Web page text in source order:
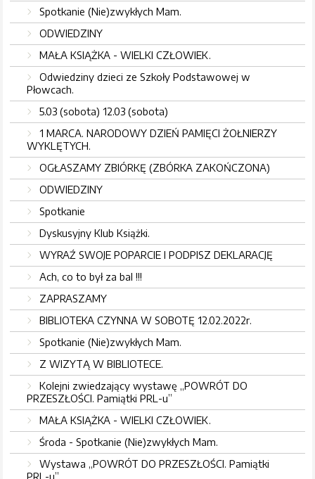
Spotkanie (Nie)zwykłych Mam.
ODWIEDZINY
MAŁA KSIĄŻKA - WIELKI CZŁOWIEK.
Odwiedziny dzieci ze Szkoły Podstawowej w
Płowcach.
5.03 (sobota) 12.03 (sobota)
1 MARCA. NARODOWY DZIEŃ PAMIĘCI ŻOŁNIERZY
WYKLĘTYCH.
OGŁASZAMY ZBIÓRKĘ (ZBÓRKA ZAKOŃCZONA)
ODWIEDZINY
Spotkanie
Dyskusyjny Klub Książki.
WYRAŹ SWOJE POPARCIE I PODPISZ DEKLARACJĘ
Ach, co to był za bal !!!
ZAPRASZAMY
BIBLIOTEKA CZYNNA W SOBOTĘ 12.02.2022r.
Spotkanie (Nie)zwykłych Mam.
Z WIZYTĄ W BIBLIOTECE.
Kolejni zwiedzający wystawę „POWRÓT DO
PRZESZŁOŚCI. Pamiątki PRL-u”
MAŁA KSIĄŻKA - WIELKI CZŁOWIEK.
Środa - Spotkanie (Nie)zwykłych Mam.
Wystawa „POWRÓT DO PRZESZŁOŚCI. Pamiątki
PRL-u”.